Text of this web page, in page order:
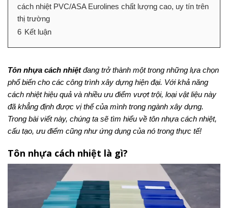
cách nhiệt PVC/ASA Eurolines chất lượng cao, uy tín trên
thị trường
6 Kết luận
Tôn nhựa cách nhiệtđang trở thành một trong những lựa chọn
phổ biến cho các công trình xây dựng hiện đại. Với khả năng
cách nhiệt hiệu quả và nhiều ưu điểm vượt trội, loại vật liệu này
đã khẳng định được vị thế của mình trong ngành xây dựng.
Trong bài viết này, chúng ta sẽ tìm hiểu về tôn nhựa cách nhiệt,
cấu tạo, ưu điểm cũng như ứng dụng của nó trong thực tế!
Tôn nhựa cách nhiệt là gì?